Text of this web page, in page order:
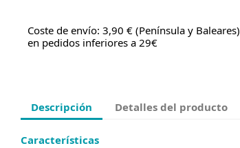
Coste de envío: 3,90 € (Península y Baleares)
en pedidos inferiores a 29€
Descripción Detalles del producto
Características